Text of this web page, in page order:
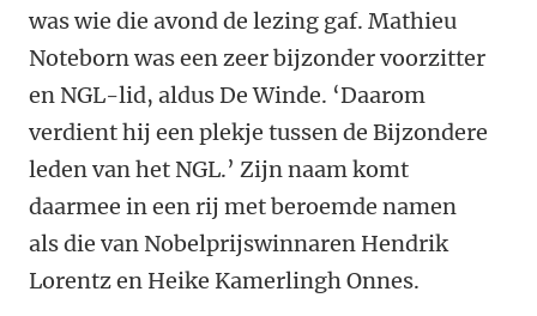
was wie die avond de lezing gaf. Mathieu
Noteborn was een zeer bijzonder voorzitter
en NGL-lid, aldus De Winde. ‘Daarom
verdient hij een plekje tussen de Bijzondere
leden van het NGL.’ Zijn naam komt
daarmee in een rij met beroemde namen
als die van Nobelprijswinnaren Hendrik
Lorentz en Heike Kamerlingh Onnes.